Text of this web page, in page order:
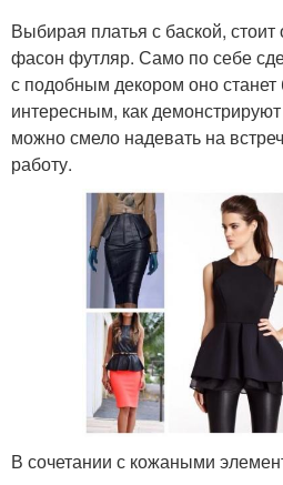
Выбирая платья с баской,
фасон футляр. Само по себе
с подобным декором оно
интересным, как
можно смело надевать на
работу.
В сочетании с кожаными